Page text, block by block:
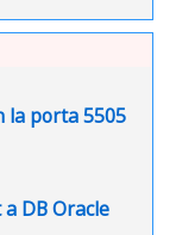
la porta 5505
DB Oracle
URL